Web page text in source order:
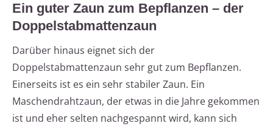
Ein guter Zaun zum Bepflanzen – der
Doppelstabmattenzaun
Darüber hinaus eignet sich der
Doppelstabmattenzaun sehr gut zum Bepflanzen.
Einerseits ist es ein sehr stabiler Zaun. Ein
Maschendrahtzaun, der etwas in die Jahre gekommen
ist und eher selten nachgespannt wird, kann sich